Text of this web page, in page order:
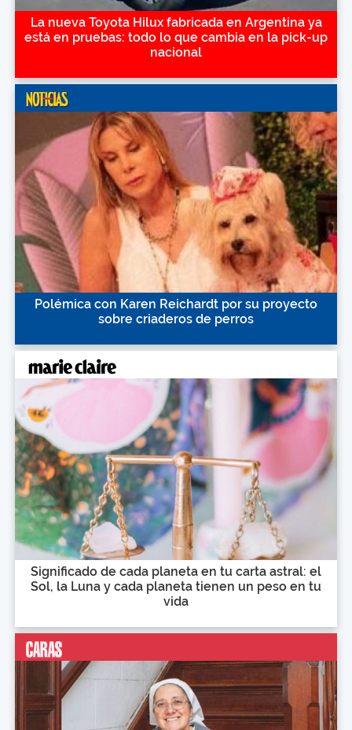
La nueva Toyota Hilux fabricada en Argentina ya
está en pruebas: todo lo que cambia en la pick-up
nacional
Polémica con Karen Reichardt por su proyecto
sobre criaderos de perros
Significado de cada planeta en tu carta astral: el
Sol, la Luna y cada planeta tienen un peso en tu
vida